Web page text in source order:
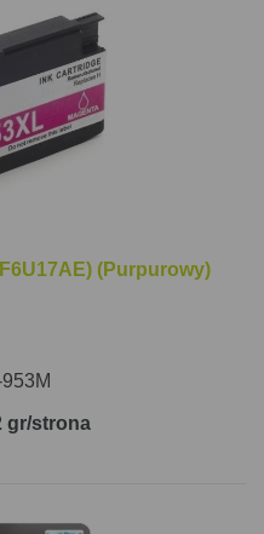
(Purpurowy)
gr/strona